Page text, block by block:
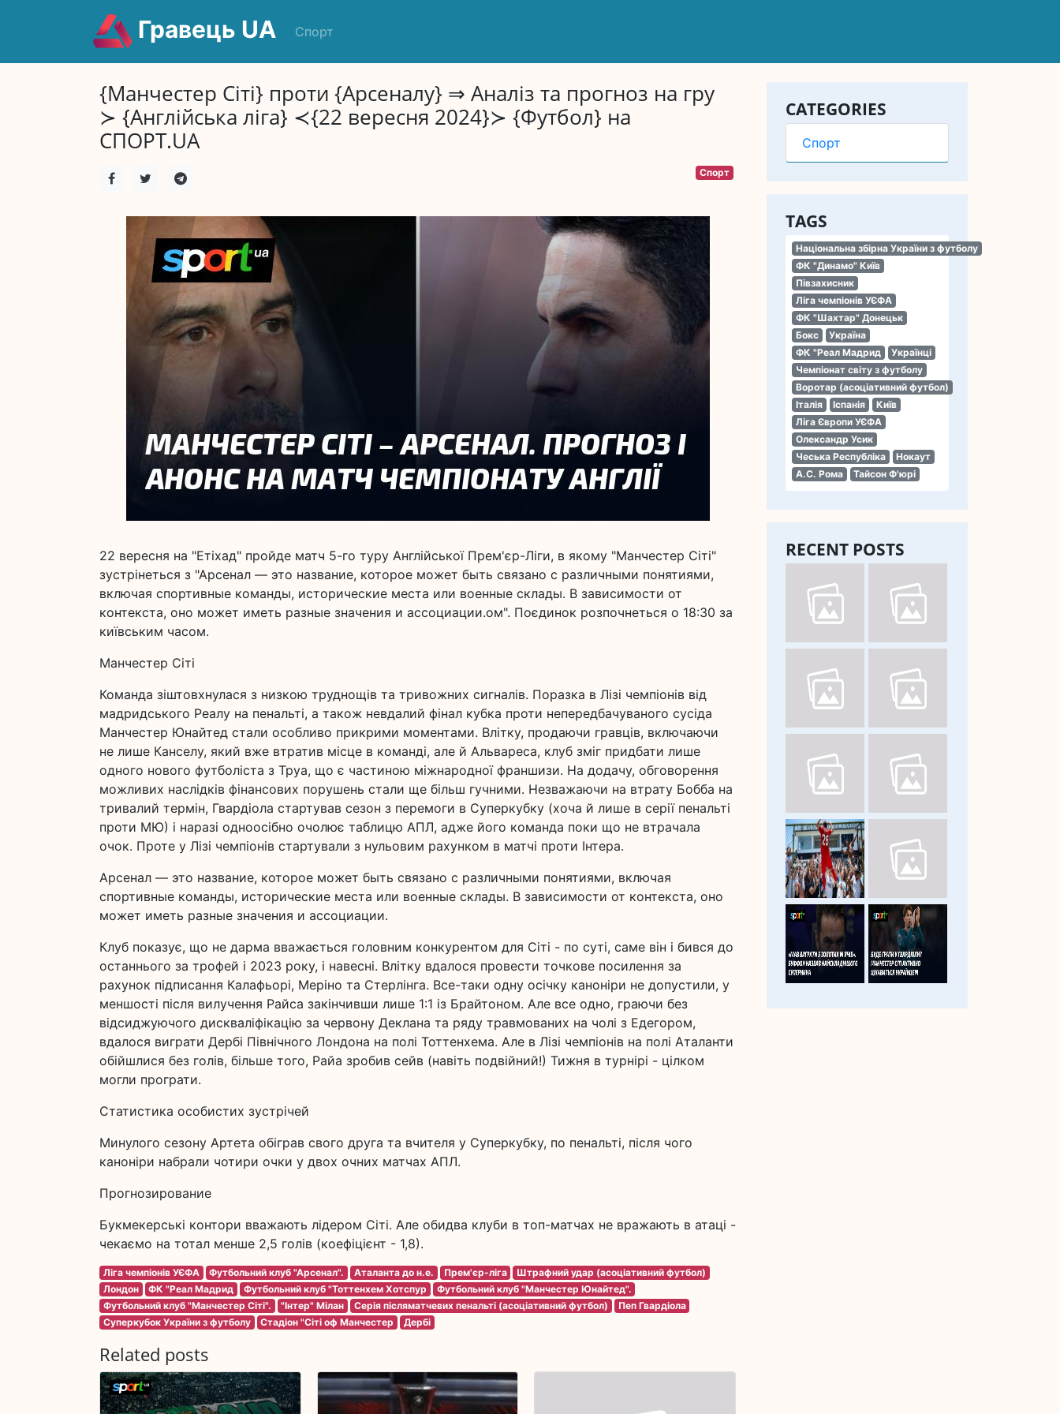
Гравець UA Спорт
CATEGORIES
Спорт
TAGS
Національна збірна України з футболу
ФК "Динамо" Київ
Півзахисник
Ліга чемпіонів УЄФА
ФК "Шахтар" Донецьк
Бокс
Україна
ФК "Реал Мадрид
Українці
Чемпіонат світу з футболу
Воротар (асоціативний футбол)
Італія
Іспанія
Київ
Ліга Європи УЄФА
Олександр Усик
Чеська Республіка
Нокаут
А.С. Рома
Тайсон Ф'юрі
RECENT POSTS
{Манчестер Сіті} проти {Арсеналу} ⇒ Аналіз та прогноз на гру
≻ {Англійська ліга} ≺{22 вересня 2024}≻ {Футбол} на
СПОРТ.UA
Спорт
22 вересня на "Етіхад" пройде матч 5-го туру Англійської Прем'єр-Ліги, в якому "Манчестер Сіті"
зустрінеться з "Арсенал — это название, которое может быть связано с различными понятиями,
включая спортивные команды, исторические места или военные склады. В зависимости от
контекста, оно может иметь разные значения и ассоциации.ом". Поєдинок розпочнеться о 18:30 за
київським часом.
Манчестер Сіті
Команда зіштовхнулася з низкою труднощів та тривожних сигналів. Поразка в Лізі чемпіонів від
мадридського Реалу на пенальті, а також невдалий фінал кубка проти непередбачуваного сусіда
Манчестер Юнайтед стали особливо прикрими моментами. Влітку, продаючи гравців, включаючи
не лише Канселу, який вже втратив місце в команді, але й Альвареса, клуб зміг придбати лише
одного нового футболіста з Труа, що є частиною міжнародної франшизи. На додачу, обговорення
можливих наслідків фінансових порушень стали ще більш гучними. Незважаючи на втрату Бобба на
тривалий термін, Гвардіола стартував сезон з перемоги в Суперкубку (хоча й лише в серії пенальті
проти МЮ) і наразі одноосібно очолює таблицю АПЛ, адже його команда поки що не втрачала
очок. Проте у Лізі чемпіонів стартували з нульовим рахунком в матчі проти Інтера.
Арсенал — это название, которое может быть связано с различными понятиями, включая
спортивные команды, исторические места или военные склады. В зависимости от контекста, оно
может иметь разные значения и ассоциации.
Клуб показує, що не дарма вважається головним конкурентом для Сіті - по суті, саме він і бився до
останнього за трофей і 2023 року, і навесні. Влітку вдалося провести точкове посилення за
рахунок підписання Калафьорі, Меріно та Стерлінга. Все-таки одну осічку каноніри не допустили, у
меншості після вилучення Райса закінчивши лише 1:1 із Брайтоном. Але все одно, граючи без
відсиджуючого дискваліфікацію за червону Деклана та ряду травмованих на чолі з Едегором,
вдалося виграти Дербі Північного Лондона на полі Тоттенхема. Але в Лізі чемпіонів на полі Аталанти
обійшлися без голів, більше того, Райа зробив сейв (навіть подвійний!) Тижня в турнірі - цілком
могли програти.
Статистика особистих зустрічей
Минулого сезону Артета обіграв свого друга та вчителя у Суперкубку, по пенальті, після чого
каноніри набрали чотири очки у двох очних матчах АПЛ.
Прогнозирование
Букмекерські контори вважають лідером Сіті. Але обидва клуби в топ-матчах не вражають в атаці -
чекаємо на тотал менше 2,5 голів (коефіцієнт - 1,8).
Ліга чемпіонів УЄФА Футбольний клуб "Арсенал". Аталанта до н.е. Прем'єр-ліга
Штрафний удар (асоціативний футбол)
Лондон
ФК "Реал Мадрид Футбольний клуб "Тоттенхем Хотспур
Футбольний клуб "Манчестер Юнайтед".
Футбольний клуб "Манчестер Сіті".
"Інтер" Мілан Серія післяматчевих пенальті (асоціативний футбол)
Пеп Гвардіола
Суперкубок України з футболу
Стадіон "Сіті оф Манчестер Дербі
Related posts